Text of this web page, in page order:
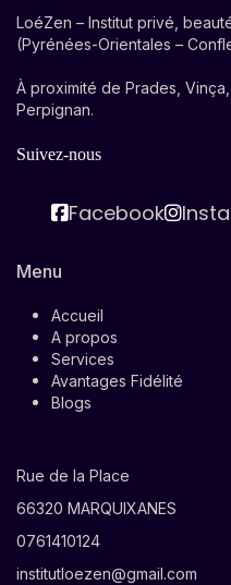
LoéZen – Institut privé,
(Pyrénées-Orientales –
À proximité de Prades,
Perpignan.
Suivez-nous
Facebook
Menu
Accueil
A propos
Services
Avantages Fidélité
Blogs
Rue de la Place
66320 MARQUIXANES
0761410124
institutloezen@gmail.com